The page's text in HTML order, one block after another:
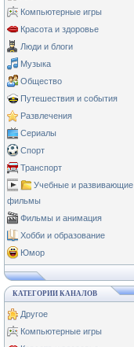
Компьютерные игры
Красота и здоровье
Люди и блоги
Музыка
Общество
Путешествия и события
Развлечения
Сериалы
Спорт
Транспорт
Учебные и развивающие
фильмы
Фильмы и анимация
Хобби и образование
Юмор
КАТЕГОРИИ КАНАЛОВ
Другое
Компьютерные игры